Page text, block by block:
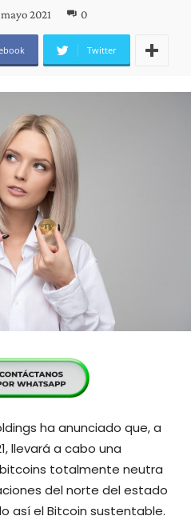
2021 0
Twitter
ha anunciado que, a
llevará a cabo una
totalmente neutra
del norte del estado
así el Bitcoin sustentable.